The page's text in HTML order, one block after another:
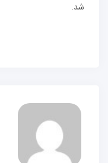
شد.